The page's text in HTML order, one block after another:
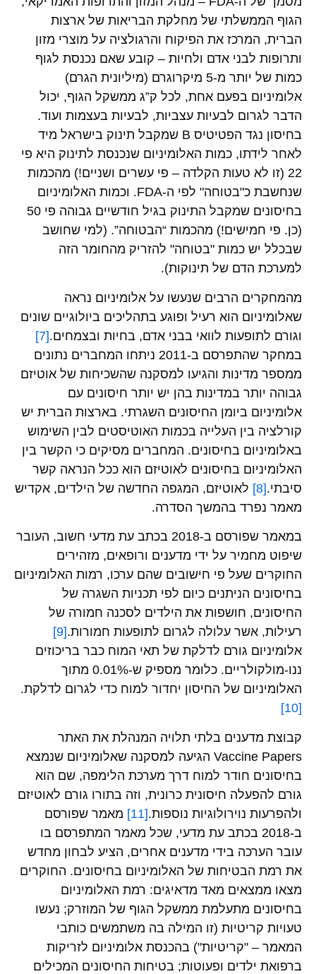
הגוף הממשלתי של מחלקת הבריאות של ארצות
הברית, המרכז את הפיקוח והרגולציה על מוצרי מזון
ותרופות לבני אדם ולחיות – קובע שאם נכנסת לגוף
כמות של יותר מ-5 מיקרוגרם (מיליונית הגרם)
אלומיניום בפעם אחת, לכל ק”ג ממשקל הגוף, יכול
הדבר לגרום לבעיות עצביות, לבעיות בעצמות ועוד.
בחיסון נגד הפטיטיס B שמקבל תינוק בישראל מיד
לאחר לידתו, כמות האלומיניום שנכנסת לתינוק היא פי
22 (זו לא טעות הקלדה – פי עשרים ושניים!) מהכמות
שנחשבת כ"בטוחה" לפי ה-FDA. וכמות האלומיניום
בחיסונים שמקבל התינוק בגיל חודשיים גבוהה פי 50
(כן. פי חמישים!) מהכמות “הבטוחה”. (למי שחושב
שבכלל יש כמות "בטוחה" להזריק מהחומר הזה
למערכת הדם של תינוקות).
מהמחקרים הרבים שנעשו על אלומיניום נראה
שאלומיניום הוא רעיל ופוגע בתהליכים ביולוגיים שונים
וגורם לתופעות לוואי בבני אדם, בחיות ובצמחים.[7]
במחקר שהתפרסם ב-2011 ניתחו המחברים נתונים
ממספר מדינות והגיעו למסקנה שהשכיחות של אוטיזם
גבוהה יותר במדינות בהן יש יותר חיסונים עם
אלומיניום ביומן החיסונים השגרתי. בארצות הברית יש
קורלציה בין העלייה בכמות האוטיסטים לבין השימוש
באלומיניום בחיסונים. המחברים מסיקים כי הקשר בין
האלומיניום בחיסונים לאוטיזם הוא ככל הנראה קשר
סיבתי.[8]
לאוטיזם, המגפה החדשה של הילדים, אקדיש
מאמר נפרד בהמשך הסדרה.
במאמר שפורסם ב-2018 בכתב עת מדעי חשוב, העובר
שיפוט מחמיר על ידי מדענים ורופאים, מזהירים
החוקרים שעל פי חישובים שהם ערכו, רמות האלומיניום
בחיסונים הניתנים כיום לפי תכניות השגרה של
החיסונים, חושפות את הילדים לסכנה חמורה של
רעילות, אשר עלולה לגרום לתופעות חמורות.[9]
אלומיניום גורם לדלקת של תאי המוח כבר בריכוזים
ננו-מולקולריים. כלומר מספיק ש-0.01% מתוך
האלומיניום של החיסון יחדור למוח כדי לגרום לדלקת.
[10]
קבוצת מדענים בלתי תלויה המנהלת את האתר
Vaccine Papers הגיעה למסקנה שאלומיניום שנמצא
בחיסונים חודר למוח דרך מערכת הלימפה, שם הוא
גורם להפעלה חיסונית כרונית, וזה בתורו גורם לאוטיזם
ולהפרעות נוירולוגיות נוספות.[11]
מאמר שפורסם
ב-2018 בכתב עת מדעי, שכל מאמר המתפרסם בו
עובר הערכה בידי מדענים אחרים, הציע לבחון מחדש
את רמת הבטיחות של האלומיניום בחיסונים. החוקרים
מצאו ממצאים מאד מדאיגים: רמת האלומיניום
בחיסונים מתעלמת ממשקל הגוף של המוזרק; נעשו
טעויות קריטיות (זו המילה בה משתמשים כותבי
המאמר – "קריטיות") בהכנסת אלומיניום לזריקות
ברפואת ילדים ופעוטות; בטיחות החיסונים המכילים